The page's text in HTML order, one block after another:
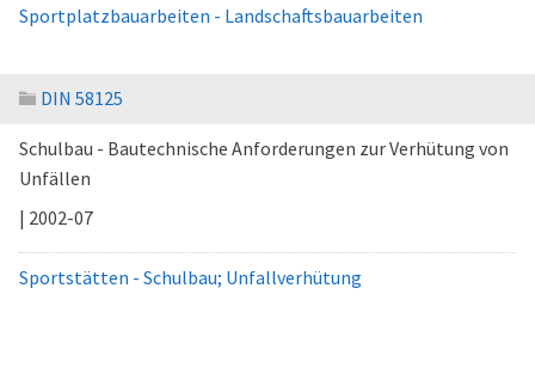
Sportplatzbauarbeiten - Landschaftsbauarbeiten
DIN 58125
Schulbau - Bautechnische Anforderungen zur Verhütung von
Unfällen
| 2002-07
Sportstätten - Schulbau; Unfallverhütung